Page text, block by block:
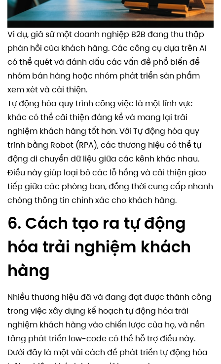
Ví dụ, giả sử một doanh nghiệp B2B đang thu thập
phản hồi của khách hàng. Các công cụ dựa trên AI
có thể quét và đánh dấu các vấn đề phổ biến để
nhóm bán hàng hoặc nhóm phát triển sản phẩm
xem xét và cải thiện.
Tự động hóa quy trình công việc là một lĩnh vực
khác có thể cải thiện đáng kể và mang lại trải
nghiệm khách hàng tốt hơn. Với Tự động hóa quy
trình bằng Robot (RPA), các thương hiệu có thể tự
động di chuyển dữ liệu giữa các kênh khác nhau.
Điều này giúp loại bỏ các lỗ hổng và cải thiện giao
tiếp giữa các phòng ban, đồng thời cung cấp nhanh
chóng thông tin chính xác cho khách hàng.
6. Cách tạo ra tự động
hóa trải nghiệm khách
hàng
Nhiều thương hiệu đã và đang đạt được thành công
trong việc xây dựng kế hoạch tự động hóa trải
nghiệm khách hàng vào chiến lược của họ, và nền
tảng phát triển low-code có thể hỗ trợ điều này.
Dưới đây là một vài cách để phát triển tự động hóa